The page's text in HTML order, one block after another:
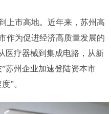
市高地。近年来，苏州高
作为促进经济高质量发展的
医疗器械到集成电路，从新
苏州企业加速登陆资本市
”。